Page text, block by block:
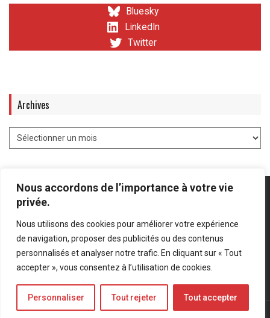
Nous accordons de l’importance à votre vie
privée.
Nous utilisons des cookies pour améliorer votre expérience
de navigation, proposer des publicités ou des contenus
personnalisés et analyser notre trafic. En cliquant sur « Tout
accepter », vous consentez à l’utilisation de cookies.
Personnaliser Tout rejeter Tout accepter
Bluesky
LinkedIn
Twitter
Archives
Mentions légales Politique de confidentialité
Bluesky
LinkedIn
Twitter
© Forces Operations Blog - 2022